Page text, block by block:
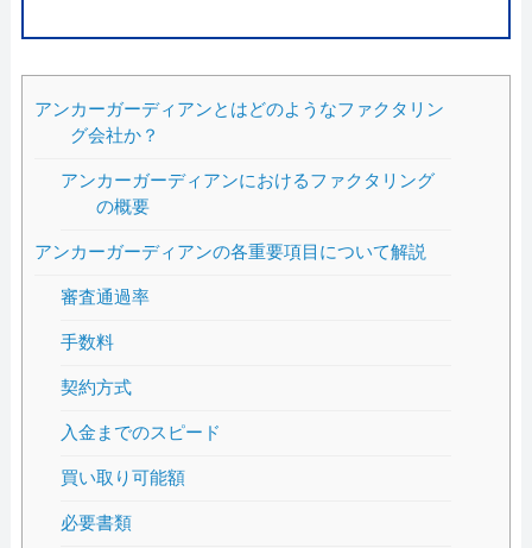
アンカーガーディアンとはどのようなファクタリン
グ会社か？
アンカーガーディアンにおけるファクタリング
の概要
アンカーガーディアンの各重要項目について解説
審査通過率
手数料
契約方式
入金までのスピード
買い取り可能額
必要書類